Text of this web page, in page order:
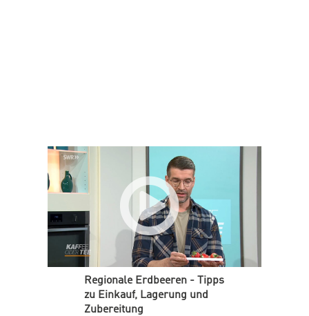
Regionale Erdbeeren - Tipps
zu Einkauf, Lagerung und
Zubereitung